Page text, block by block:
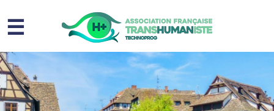
☰
Homme augmenté
Immortalité ?